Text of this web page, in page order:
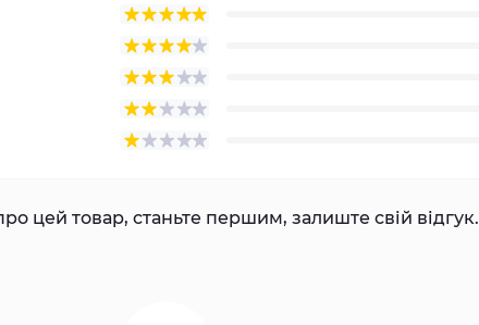
цей товар, станьте першим, залиште свій відгук.